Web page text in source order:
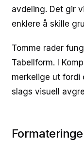
avdeling. Det gir
enklere å skille
Tomme rader
Tabellform. I
merkelige ut fordi
slags visuell